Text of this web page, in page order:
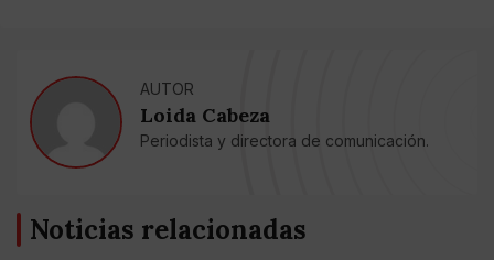
AUTOR
Loida Cabeza
Periodista y directora de comunicación.
Noticias relacionadas